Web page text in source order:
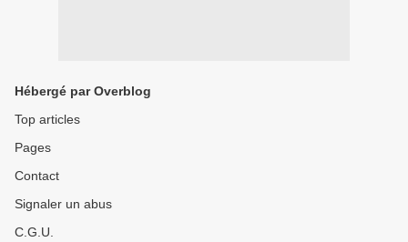
Hébergé par Overblog
Top articles
Pages
Contact
Signaler un abus
C.G.U.